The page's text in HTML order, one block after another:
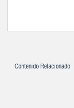
Contenido Relacionado